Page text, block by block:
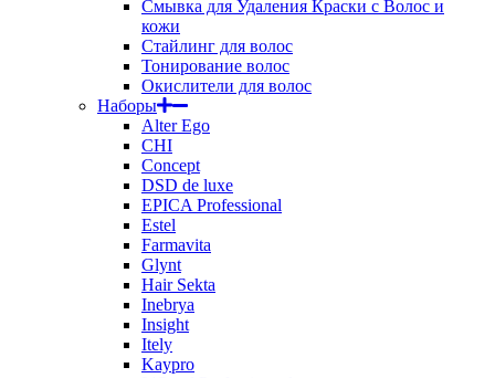
Смывка для Удаления Краски с Волос и
кожи
Стайлинг для волос
Тонирование волос
Окислители для волос
Наборы
Alter Ego
CHI
Concept
DSD de luxe
EPICA Professional
Estel
Farmavita
Glynt
Hair Sekta
Inebrya
Insight
Itely
Kaypro